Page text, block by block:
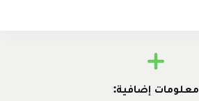
معلومات إضافية: